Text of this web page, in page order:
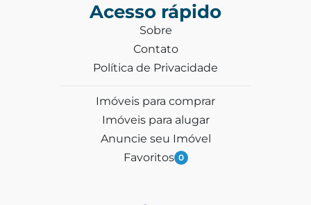
Acesso rápido
Sobre
Contato
Política de Privacidade
Imóveis para comprar
Imóveis para alugar
Anuncie seu Imóvel
Favoritos 0